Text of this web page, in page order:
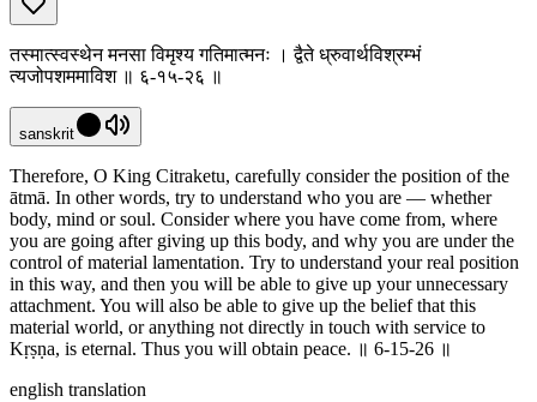
तस्मात्स्वस्थेन मनसा विमृश्य गतिमात्मनः । द्वैते ध्रुवार्थविश्रम्भं
त्यजोपशममाविश ॥ ६-१५-२६ ॥
sanskrit
Therefore, O King Citraketu, carefully consider the position of the
ātmā. In other words, try to understand who you are — whether
body, mind or soul. Consider where you have come from, where
you are going after giving up this body, and why you are under the
control of material lamentation. Try to understand your real position
in this way, and then you will be able to give up your unnecessary
attachment. You will also be able to give up the belief that this
material world, or anything not directly in touch with service to
Kṛṣṇa, is eternal. Thus you will obtain peace. ॥ 6-15-26 ॥
english translation